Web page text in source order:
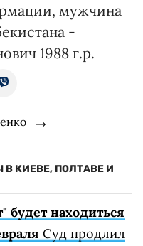
мужчина
-
1988 г.р.
В КИЕВЕ, ПОЛТАВЕ И
будет находиться
Суд продлил